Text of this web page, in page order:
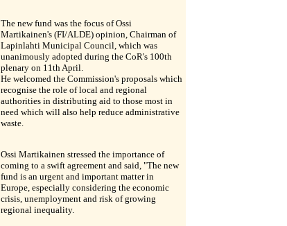
The new fund was the focus of Ossi
Martikainen's (FI/ALDE) opinion, Chairman of
Lapinlahti Municipal Council, which was
unanimously adopted during the CoR's 100th
plenary on 11th April.
He welcomed the Commission's proposals which
recognise the role of local and regional
authorities in distributing aid to those most in
need which will also help reduce administrative
waste.
Ossi Martikainen stressed the importance of
coming to a swift agreement and said, "The new
fund is an urgent and important matter in
Europe, especially considering the economic
crisis, unemployment and risk of growing
regional inequality.